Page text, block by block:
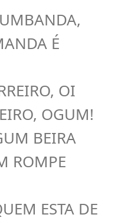
É
OI
OGUM!
BEIRA
ROMPE
ESTA DE